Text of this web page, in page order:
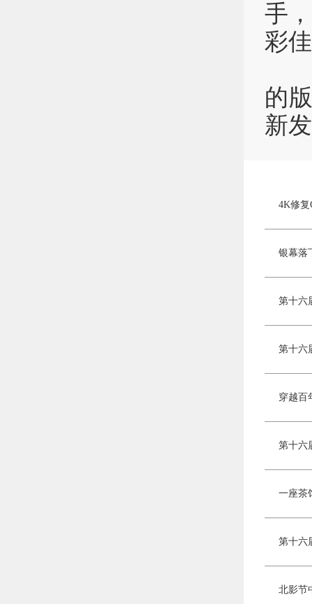
手
彩
的
新
4K修
银幕落
第十六
穿越百
第十六
北影节